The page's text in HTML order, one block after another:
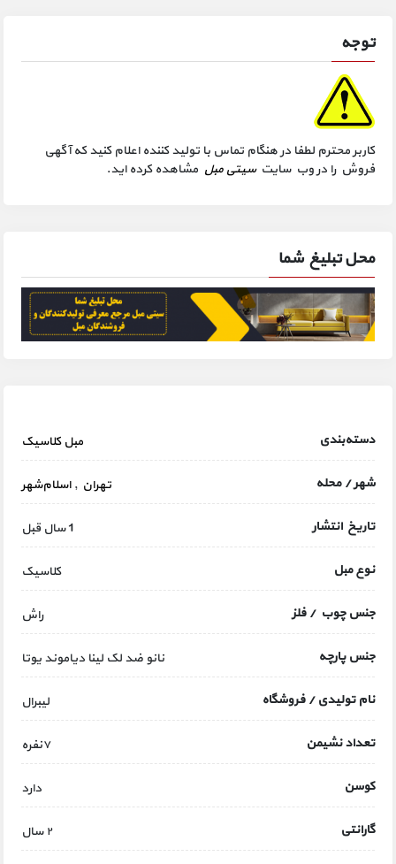
توجه
کاربر محترم لطفا در هنگام تماس با تولید کننده اعلام کنید که آگهی
فروش را در وب سایتسیتی مبل مشاهده کرده اید.
محل تبلیغ شما
دسته‌بندی مبل کلاسیک
شهر / محله تهران ,اسلام‌شهر
تاریخ انتشار 1 سال قبل
نوع مبل کلاسیک
جنس چوب / فلز راش
جنس پارچه نانو ضد لک لینا دیاموند یوتا
نام تولیدی / فروشگاه لیبرال
تعداد نشیمن ۷نفره
کوسن دارد
گارانتی ۲ سال